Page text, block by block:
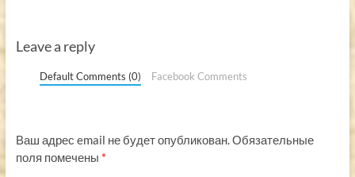
Leave a reply
Default Comments (0) Facebook Comments
Ваш адрес email не будет опубликован.Обязательные
поля помечены *